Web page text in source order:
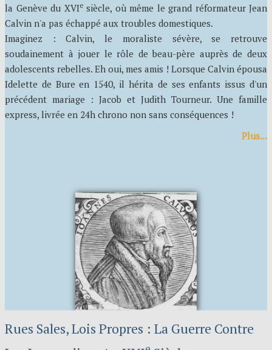
la Genève du XVIesiècle, où même le grand réformateur Jean
Calvin n'a pas échappé aux troubles domestiques.
Imaginez : Calvin, le moraliste sévère, se retrouve
soudainement à jouer le rôle de beau-père auprès de deux
adolescents rebelles. Eh oui, mes amis ! Lorsque Calvin épousa
Idelette de Bure en 1540, il hérita de ses enfants issus d'un
précédent mariage : Jacob et Judith Tourneur. Une famille
express, livrée en 24h chrono non sans conséquences !
Plus...
Rues Sales, Lois Propres : La Guerre Contre